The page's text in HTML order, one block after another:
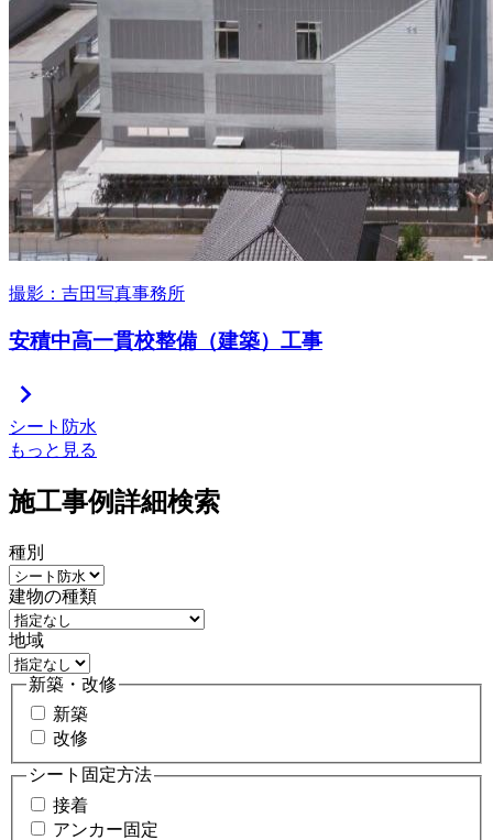
撮影：吉田写真事務所
安積中高一貫校整備（建築）工事
chevron_right
シート防水
もっと見る
施工事例詳細検索
種別
建物の種類
地域
新築・改修
新築
改修
シート固定方法
接着
アンカー固定